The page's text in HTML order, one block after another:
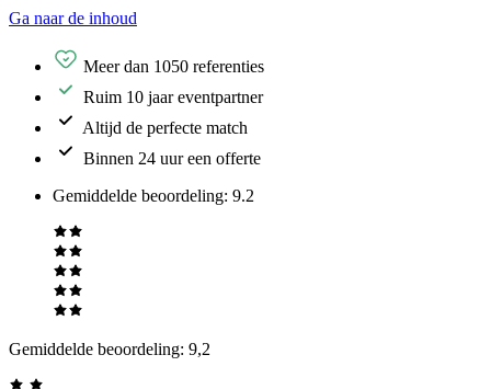
Ga naar de inhoud
Meer dan 1050 referenties
Ruim 10 jaar eventpartner
Altijd de perfecte match
Binnen 24 uur een offerte
Gemiddelde beoordeling: 9.2
Gemiddelde beoordeling: 9,2